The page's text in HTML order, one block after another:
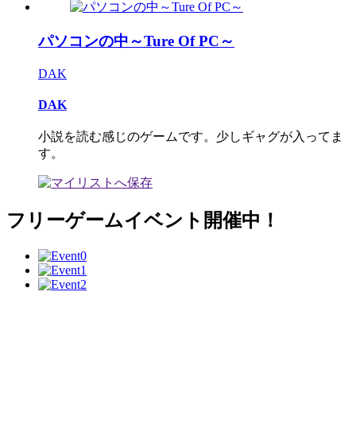
パソコンの中～Ture Of PC～
DAK
DAK
小説を読む感じのゲームです。少しギャグが入ってま
す。
フリーゲームイベント開催中！